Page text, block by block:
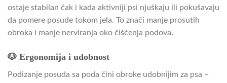
ostaje stabilan čak i kada aktivniji psi njuškaju ili pokušavaju
da pomere posude tokom jela. To znači manje prosutih
obroka i manje nerviranja oko čišćenja podova.
🐶 Ergonomija i udobnost
Podizanje posuda sa poda čini obroke udobnijim za psa –